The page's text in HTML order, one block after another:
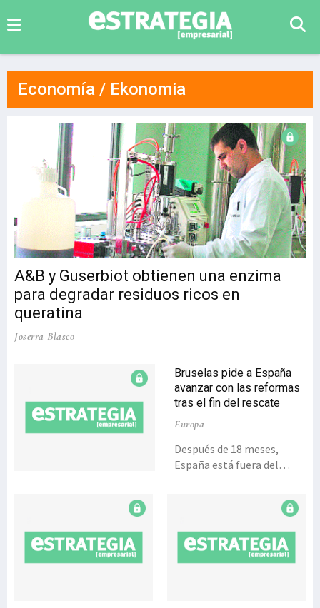
Economía / Ekonomia
A&B y Guserbiot obtienen una enzima
para degradar residuos ricos en
queratina
Joserra Blasco
Bruselas pide a España
avanzar con las reformas
tras el fin del rescate
Europa
Después de 18 meses,
España está fuera del
salida ‘limpia’, Bruselas
advierte de que aún quedan
retos como avanzar en la
reforma laboral y